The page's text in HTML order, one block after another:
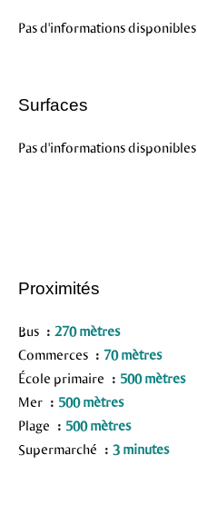
Pas d'informations disponibles
Surfaces
Pas d'informations disponibles
Proximités
Bus
270 mètres
Commerces
70 mètres
École primaire
500 mètres
Mer
500 mètres
Plage
500 mètres
Supermarché
3 minutes